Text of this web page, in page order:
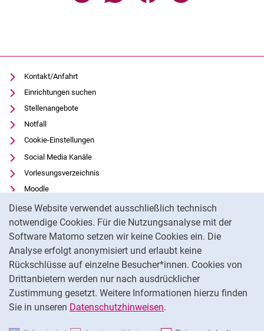
Diese Website verwendet ausschließlich technisch
notwendige Cookies. Für die Nutzungsanalyse mit der
Software Matomo setzen wir keine Cookies ein. Die
Analyse erfolgt anonymisiert und erlaubt keine
Rückschlüsse auf einzelne Besucher*innen. Cookies von
Drittanbietern werden nur nach ausdrücklicher
Zustimmung gesetzt. Weitere Informationen hierzu finden
Sie in unseren Datenschutzhinweisen.
Kontakt/Anfahrt
Einrichtungen suchen
Stellenangebote
Notfall
Cookie-Einstellungen
Social Media Kanäle
Vorlesungsverzeichnis
Moodle
Panopto
Universitätsbibliothek
Datenschutz
Barrierefreiheit
Transparenter KI-Einsatz